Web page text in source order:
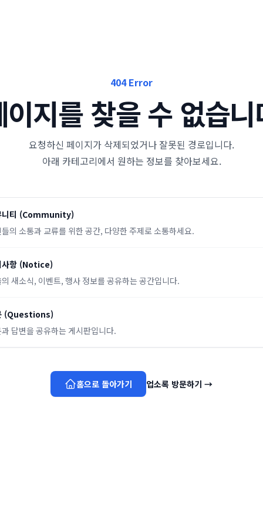
404 Error
이지를 찾을 수 없습
요청하신 페이지가 삭제되었거나 잘못된 경로입니다.
아래 카테고리에서 원하는 정보를 찾아보세요.
티 (Community)
의 소통과 교류를 위한 공간, 다양한 주제로 소통하세요.
항 (Notice)
의 새소식, 이벤트, 행사 정보를 공유하는 공간입니다.
(Questions)
답변을 공유하는 게시판입니다.
홈으로 돌아가기 업소록 방문하기 →